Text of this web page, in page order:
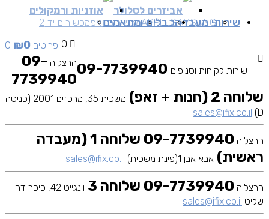
אביזרים לסלולר אוזניות ורמקולים
SAMSUNG
APPLEמכשירים זאפמכשירים יד 2 שירותי מעבדהכבלים ומתאמים
0 0 פריטים ₪0
שירות לקוחות וסניפים
הרצליה 09-
7739940
שלוחה 2 (חנות + זאפ)
משכית 35, מרכזים 2001 (כניסה
D)
sales@ifix.co.il
הרצליה
09-7739940 שלוחה 1 (מעבדה
ראשית) אבא אבן 1(פינת משכית) sales@ifix.co.il
הרצליה 09-7739940 שלוחה 3
וינגייט 42, כיכר דה
שליט sales@ifix.co.il